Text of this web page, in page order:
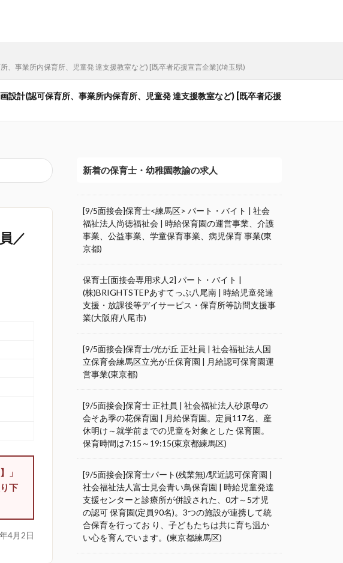
事業所内保育所、児童発 達支援教室など) [既卒者応援宣言企業](埼玉県)
計(認可保育所、事業所内保育所、児童発 達支援教室など) [既卒者応援
／
」
下
4月2日
新着の保育士・幼稚園教諭の求人
[9/5面接会]保育士<練馬区> パート・バイト | 社会
福祉法人尚徳福祉会 | 時給保育園の運営事業、介護
事業、公益事業、学童保育事業、病児保育 事業(東
京都)
保育士[面接会専用求人2] パート・バイト |
(株)BRIGHTSTEPあすてっぷ八尾南 | 時給児童発達
支援・放課後等デイサービス・保育所等訪問支援事
業(大阪府八尾市)
[9/5面接会]保育士/光が丘 正社員 | 社会福祉法人国
立保育会練馬区立光が丘保育園 | 月給認可保育園運
営事業(東京都)
[9/5面接会]保育士 正社員 | 社会福祉法人砂原母の
会そあ季の花保育園 | 月給保育園。定員117名、産
休明け～就学前までの児童を対象とした 保育園。
保育時間は7:15～19:15(東京都練馬区)
[9/5面接会]保育士パート(残業無)/駅近認可保育園 |
社会福祉法人富士見会青い鳥保育園 | 時給児童発達
支援センターと診療所が併設された、0才～5才児
の認可 保育園(定員90名)。3つの施設が連携して統
合保育を行ってお り、子どもたちは共に育ち温か
い心を育んでいます。(東京都練馬区)